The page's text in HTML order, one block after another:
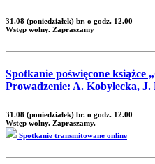
31.08 (poniedziałek) br. o godz. 12.00
Wstęp wolny. Zapraszamy
Spotkanie poświęcone
Prowadzenie: A. Kobyłecka,
31.08 (poniedziałek) br. o godz. 12.00
Wstęp wolny. Zapraszamy.
Spotkanie transmitowane online